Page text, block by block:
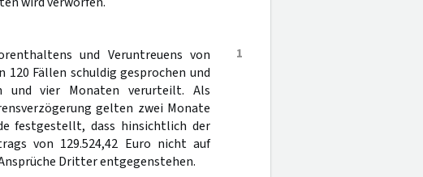
1
und Veruntreuens von
Fällen schuldig gesprochen und
und vier Monaten verurteilt. Als
gelten zwei Monate
festgestellt, dass hinsichtlich der
von 129.524,42 Euro nicht auf
Dritter entgegenstehen.